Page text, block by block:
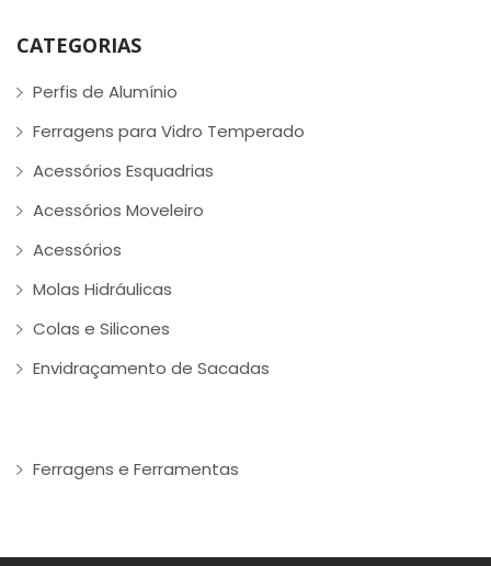
CATEGORIAS
Perfis de Alumínio
Ferragens para Vidro Temperado
Acessórios Esquadrias
Acessórios Moveleiro
Acessórios
Molas Hidráulicas
Colas e Silicones
Envidraçamento de Sacadas
Ferragens e Ferramentas